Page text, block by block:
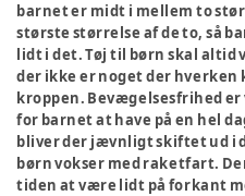
barnet er midt i mellem to
største størrelse af de to, så
lidt i det. Tøj til børn skal altid
der ikke er noget der hverken
kroppen. Bevægelsesfrihed
for barnet at have på en hel
bliver der jævnligt skiftet ud i
børn vokser med raketfart.
tiden at være lidt på forkant